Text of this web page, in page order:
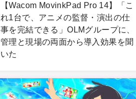
【Wacom MovinkPad Pro 14】「こ
れ1台で、アニメの監督・演出の仕
事を完結できる」OLMグループに、
管理と現場の両面から導入効果を聞
いた